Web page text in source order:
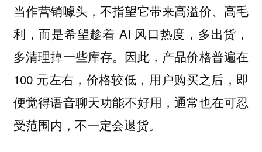
当作营销噱头，不指望它带来高溢价、高毛
利，而是希望趁着 AI 风口热度，多出货，
多清理掉一些库存。因此，产品价格普遍在
100 元左右，价格较低，用户购买之后，即
便觉得语音聊天功能不好用，通常也在可忍
受范围内，不一定会退货。